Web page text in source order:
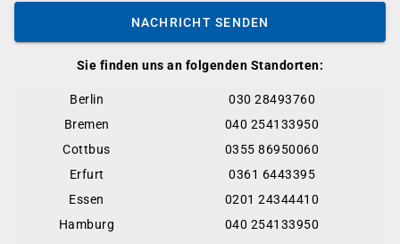
Sie finden uns an folgenden Standorten:
Berlin
030 28493760
Bremen
040 254133950
Cottbus
0355 86950060
Erfurt
0361 6443395
Essen
0201 24344410
Hamburg
040 254133950
NACHRICHT SENDEN